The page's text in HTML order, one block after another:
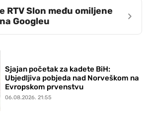
RTV Slon među omiljene
Googleu
›
Sjajan početak za kadete BiH:
Ubjedljiva pobjeda nad Norveškom na
Evropskom prvenstvu
06.08.2026. 21:55